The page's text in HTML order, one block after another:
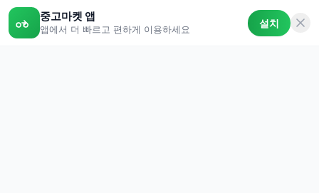
중고마켓 앱
앱에서 더 빠르고 편하게 이용하세요 설치